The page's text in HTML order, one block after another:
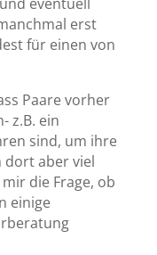
erst
für einen von
Paare vorher
z.B. ein
sind, um ihre
dort aber viel
die Frage, ob
einige